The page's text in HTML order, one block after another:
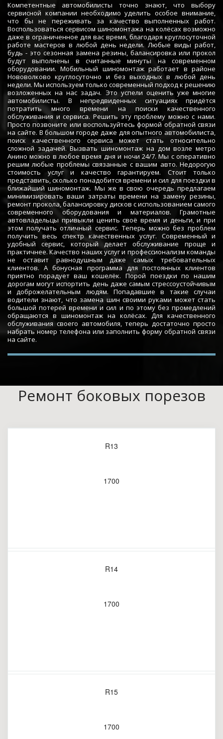
Компетентные автомобилисты точно знают, что выбору
сервисной компании необходимо уделить особое внимание,
что бы не переживать за качество выполненных работ.
Воспользоваться сервисом шиномонтажа на колёсах возможно
даже в ограниченное для вас время, благодаря круглосуточной
работе мастеров в любой день недели. Любые виды работ,
будь - это сезонная замена резины, балансировка или прокол
будут выполнены в считанные минуты на современном
оборудовании. Мобильный шиномонтаж работает в районе
Нововолково круглосуточно и без выходных в любой день
недели. Мы используем только современный подход к решению
возложенных на нас задач. Это успели оценить уже многие
автомобилисты. В непредвиденных ситуациях придётся
потратить много времени на поиски качественного
обслуживания и сервиса. Решить эту проблему можно с нами.
Просто позвоните или воспользуйтесь формой обратной связи
на сайте. В большом городе даже для опытного автомобилиста,
поиск качественного сервиса может стать относительно
сложной задачей. Вызвать шиномонтаж на дом возле метро
Анино можно в любое время дня и ночи 24/7. Мы с оперативно
решим любые проблемы связанные с вашим авто. Недорогую
стоимость услуг и качество гарантируем. Стоит только
представить, сколько понадобится времени и сил для поездки в
ближайший шиномонтаж. Мы же в свою очередь предлагаем
минимизировать ваши затраты времени на замену резины,
ремонт прокола, балансировку дисков с использованием самого
современного оборудования и материалов. Грамотные
автовладельцы привыкли ценить своё время и деньги, и при
этом получать отличный сервис. Теперь можно без проблем
получить весь спектр качественных услуг. Современный и
удобный сервис, который делает обслуживание проще и
практичнее. Качество наших услуг и профессионализм команды
не оставит равнодушным даже самых требовательных
клиентов. А бонусная программа для постоянных клиентов
приятно порадует ваш кошелёк. Порой поездки по нашим
дорогам могут испортить день даже самым стрессоустойчивым
и доброжелательным людям. Попадавшие в такие случаи
водители знают, что замена шин своими руками может стать
большой потерей времени и сил и по этому без промедлений
обращаются в шиномонтаж на колёсах. Для качественного
обслуживания своего автомобиля, теперь достаточно просто
набрать номер телефона или заполнить форму обратной связи
на сайте.
Ремонт боковых порезов
R13
1700
R14
1700
R15
1700